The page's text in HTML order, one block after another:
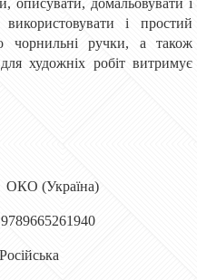
і простий
чорнильні ручки, а також
художніх робіт витримує
9789665261940